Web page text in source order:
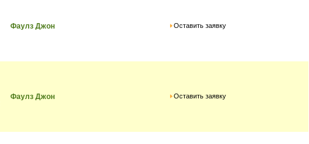
Фаулз Джон Оставить заявку
Фаулз Джон Оставить заявку